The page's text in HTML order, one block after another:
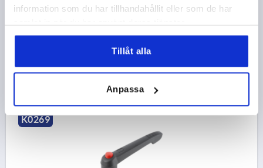
information som du har tillhandahållit eller som de har
Tillåt alla
Anpassa
HANDTAGSHÖJD=30
H4=33,5
HANDTAGSLÄNGD=40
Beställningsnummer:K0269.71105X35
46,55 kr
DETALJER
K0269